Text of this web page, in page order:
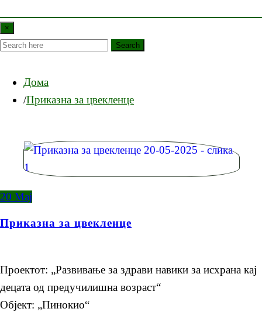
×
Search
Дома
Приказна за цвекленце
20 Мај
Приказна за цвекленце
Проектот: „Развивање за здрави навики за исхрана кај
децата од предучилишна возраст“
Објект: „Пинокио“